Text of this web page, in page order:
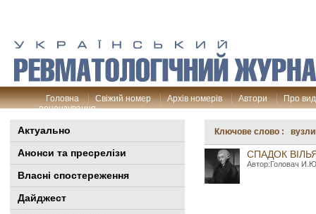
Головна Свіжий номер Архів номерів Автори
Про
рецензування
Актуально
Анонси та пресрелізи
Власні спостереження
Дайджест
Ключове слово :
СПАДОК
Автор:Головач